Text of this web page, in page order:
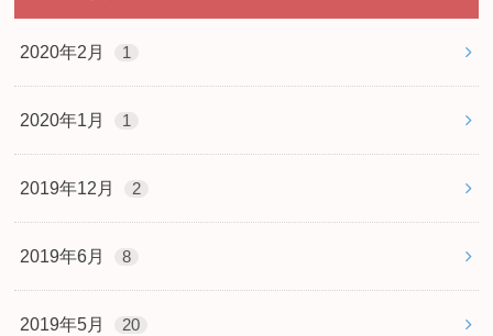
2020年2月 1
2020年1月 1
2019年12月 2
2019年6月 8
2019年5月 20